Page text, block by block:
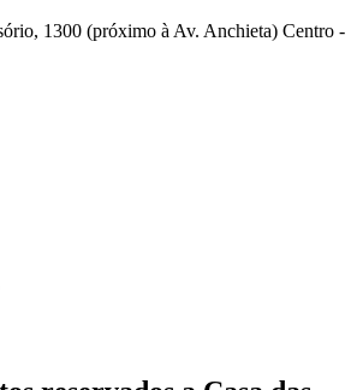
1300 (próximo à Av. Anchieta) Centro -